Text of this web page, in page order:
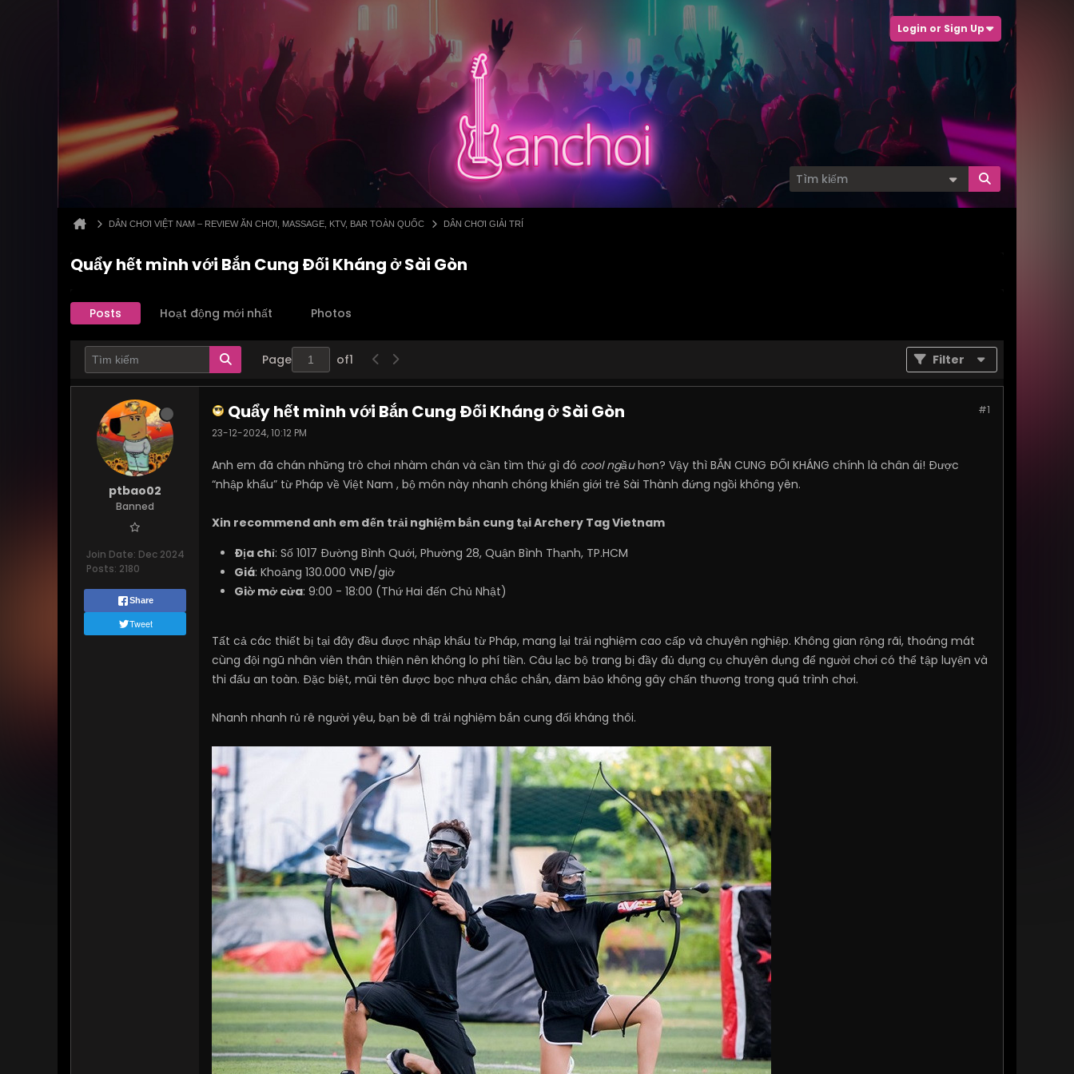
Login or Sign Up
DÂN CHƠI VIỆT NAM – REVIEW ĂN CHƠI, MASSAGE, KTV, BAR TOÀN QUỐC DÂN CHƠI GIẢI TRÍ
Quẩy hết mình với Bắn Cung Đối Kháng ở Sài Gòn
Posts Hoạt động mới nhất Photos
Page of1 Filter
ptbao02
Banned
Join Date: Dec 2024
Posts: 2180
Share
Tweet
#1
Quẩy hết mình với Bắn Cung Đối Kháng ở Sài Gòn
23-12-2024, 10:12 PM
Anh em đã chán những trò chơi nhàm chán và cần tìm thứ gì đó cool ngầuhơn? Vậy thì BẮN CUNG ĐỐI KHÁNG chính là chân ái! Được
“nhập khẩu” từ Pháp về Việt Nam , bộ môn này nhanh chóng khiến giới trẻ Sài Thành đứng ngồi không yên.
Xin recommend anh em đến trải nghiệm bắn cung tại Archery Tag Vietnam
Địa chỉ: Số 1017 Đường Bình Quới, Phường 28, Quận Bình Thạnh, TP.HCM
Giá: Khoảng 130.000 VNĐ/giờ
Giờ mở cửa: 9:00 - 18:00 (Thứ Hai đến Chủ Nhật)
Tất cả các thiết bị tại đây đều được nhập khẩu từ Pháp, mang lại trải nghiệm cao cấp và chuyên nghiệp. Không gian rộng rãi, thoáng mát
cùng đội ngũ nhân viên thân thiện nên không lo phí tiền. Câu lạc bộ trang bị đầy đủ dụng cụ chuyên dụng để người chơi có thể tập luyện và
thi đấu an toàn. Đặc biệt, mũi tên được bọc nhựa chắc chắn, đảm bảo không gây chấn thương trong quá trình chơi.
Nhanh nhanh rủ rê người yêu, bạn bè đi trải nghiệm bắn cung đối kháng thôi.